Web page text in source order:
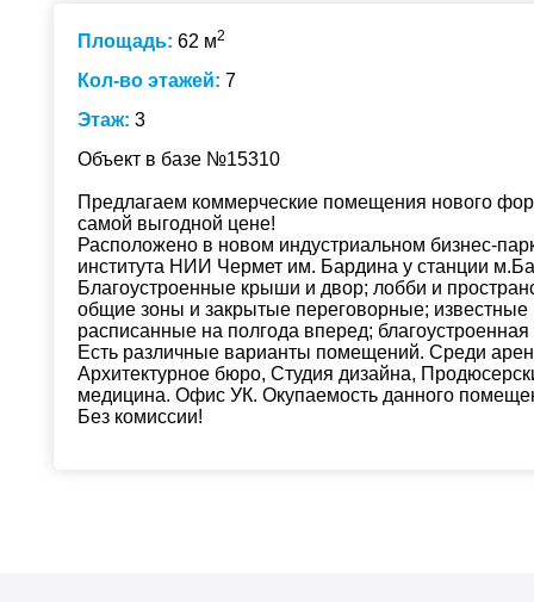
Площадь: 62 м2
Кол-во этажей: 7
Этаж: 3
Объект в базе №15310
Предлагаем коммерческие помещения нового
самой выгодной цене!
Расположено в новом индустриальном бизнес-
института НИИ Чермет им. Бардина у станции
Благоустроенные крыши и двор; лобби и
общие зоны и закрытые переговорные; известные
расписанные на полгода вперед; благоустроенная
Есть различные варианты помещений. Среди
Архитектурное бюро, Студия дизайна,
медицина. Офис УК. Окупаемость данного
Без комиссии!